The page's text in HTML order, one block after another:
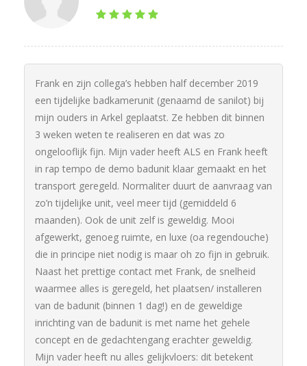
Frank en zijn collega’s hebben half december 2019
een tijdelijke badkamerunit (genaamd de sanilot) bij
mijn ouders in Arkel geplaatst. Ze hebben dit binnen
3 weken weten te realiseren en dat was zo
ongelooflijk fijn. Mijn vader heeft ALS en Frank heeft
in rap tempo de demo badunit klaar gemaakt en het
transport geregeld. Normaliter duurt de aanvraag van
zo’n tijdelijke unit, veel meer tijd (gemiddeld 6
maanden). Ook de unit zelf is geweldig. Mooi
afgewerkt, genoeg ruimte, en luxe (oa regendouche)
die in principe niet nodig is maar oh zo fijn in gebruik.
Naast het prettige contact met Frank, de snelheid
waarmee alles is geregeld, het plaatsen/ installeren
van de badunit (binnen 1 dag!) en de geweldige
inrichting van de badunit is met name het gehele
concept en de gedachtengang erachter geweldig.
Mijn vader heeft nu alles gelijkvloers: dit betekent